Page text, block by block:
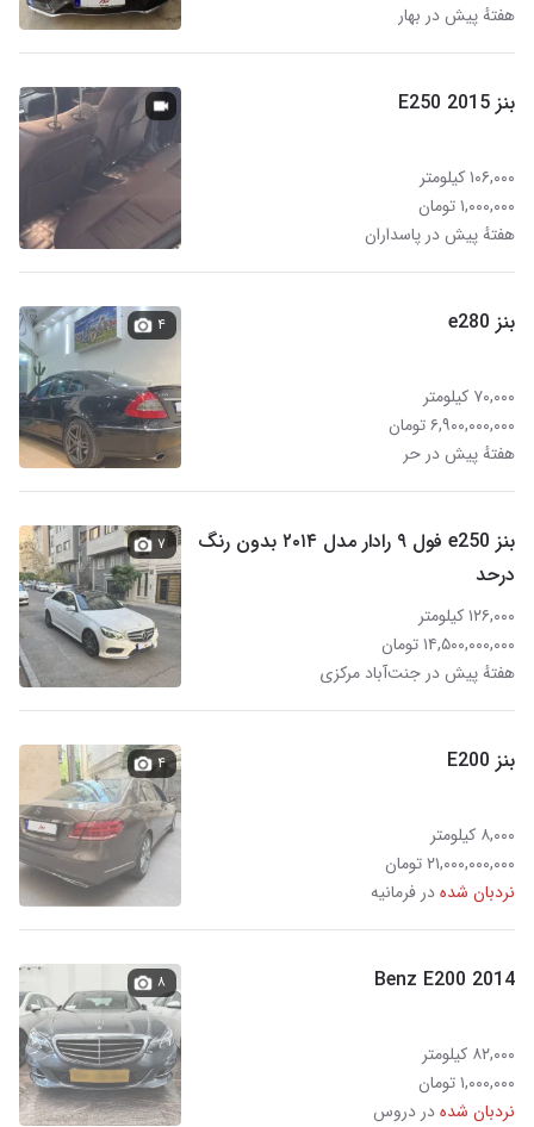
هفتهٔ پیش در بهار
بنز E250 2015
۱۰۶,۰۰۰ کیلومتر
۱,۰۰۰,۰۰۰ تومان
هفتهٔ پیش در پاسداران
بنز e280
۷۰,۰۰۰ کیلومتر
۶,۹۰۰,۰۰۰,۰۰۰ تومان
هفتهٔ پیش در حر
۴
بنز e250 فول ۹ رادار مدل ۲۰۱۴ بدون رنگ
در‌حد
۱۲۶,۰۰۰ کیلومتر
۱۴,۵۰۰,۰۰۰,۰۰۰ تومان
هفتهٔ پیش در جنت‌آباد مرکزی
۷
بنز E200
۸,۰۰۰ کیلومتر
۲۱,۰۰۰,۰۰۰,۰۰۰ تومان
نردبان شدهدر فرمانیه
۴
Benz E200 2014
۸۲,۰۰۰ کیلومتر
۱,۰۰۰,۰۰۰ تومان
نردبان شدهدر دروس
۸